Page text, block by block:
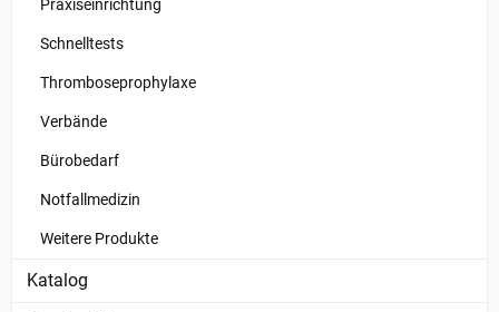
Praxiseinrichtung
Schnelltests
Thromboseprophylaxe
Verbände
Bürobedarf
Notfallmedizin
Weitere Produkte
Katalog